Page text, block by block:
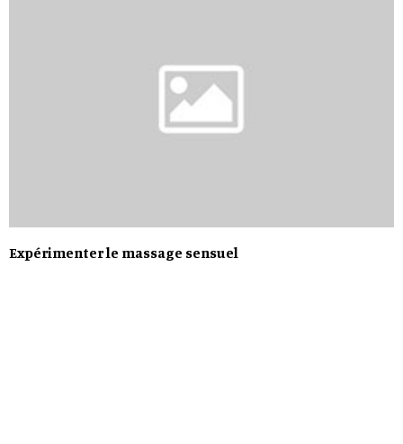
Expérimenter le massage sensuel